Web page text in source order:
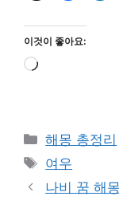
이것이 좋아요:
로
카
테
리
해몽 총정리
태
그
여우
나비 꿈 해